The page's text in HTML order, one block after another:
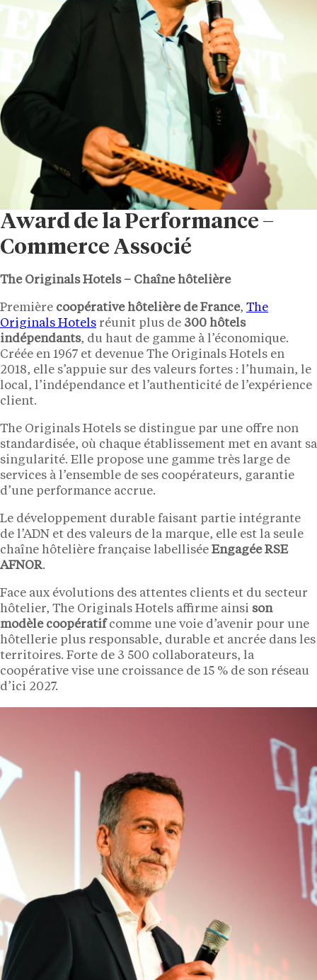
Award de la Performance –
Commerce Associé
The Originals Hotels – Chaîne hôtelière
Première coopérative hôtelière de France, The
Originals Hotels réunit plus de 300 hôtels
indépendants, du haut de gamme à l’économique.
Créée en 1967 et devenue The Originals Hotels en
2018, elle s’appuie sur des valeurs fortes : l’humain, le
local, l’indépendance et l’authenticité de l’expérience
client.
The Originals Hotels se distingue par une offre non
standardisée, où chaque établissement met en avant sa
singularité. Elle propose une gamme très large de
services à l’ensemble de ses coopérateurs, garantie
d’une performance accrue.
Le développement durable faisant partie intégrante
de l’ADN et des valeurs de la marque, elle est la seule
chaîne hôtelière française labellisée Engagée RSE
AFNOR.
Face aux évolutions des attentes clients et du secteur
hôtelier, The Originals Hotels affirme ainsi son
modèle coopératifcomme une voie d’avenir pour une
hôtellerie plus responsable, durable et ancrée dans les
territoires. Forte de 3 500 collaborateurs, la
coopérative vise une croissance de 15 % de son réseau
d’ici 2027.